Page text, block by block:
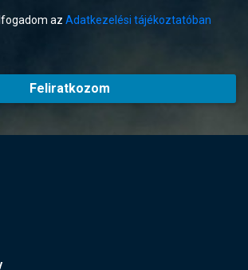
az Adatkezelési tájékoztatóban
Feliratkozom